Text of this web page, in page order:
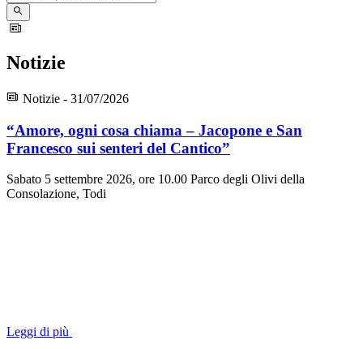
Notizie
Notizie - 31/07/2026
“Amore, ogni cosa chiama – Jacopone e San
Francesco sui senteri del Cantico”
Sabato 5 settembre 2026, ore 10.00 Parco degli Olivi della
Consolazione, Todi
Leggi di più